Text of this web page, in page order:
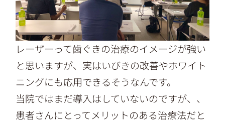
レーザーって歯ぐきの治療のイメージが強い
と思いますが、実はいびきの改善やホワイト
ニングにも応用できるそうなんです。
当院ではまだ導入はしていないのですが、、
患者さんにとってメリットのある治療法だと